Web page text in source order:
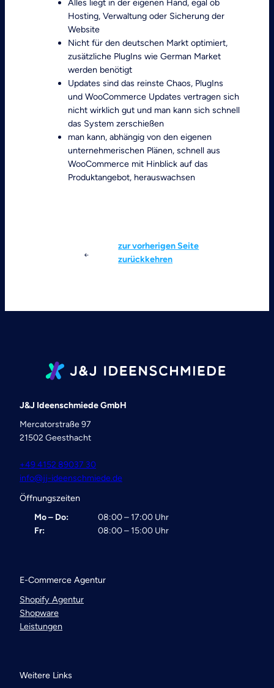
Hosting, Verwaltung oder Sicherung der
Website
Nicht für den deutschen Markt optimiert,
zusätzliche PlugIns wie German Market
werden benötigt
Updates sind das reinste Chaos, PlugIns
und WooCommerce Updates vertragen sich
nicht wirklich gut und man kann sich schnell
das System zerschießen
man kann, abhängig von den eigenen
unternehmerischen Plänen, schnell aus
WooCommerce mit Hinblick auf das
Produktangebot, herauswachsen
zur vorherigen Seite
zurückkehren
J&J Ideenschmiede GmbH
Mercatorstraße 97
21502 Geesthacht
+49 4152 89037 30
info@jj-ideenschmiede.de
Öffnungszeiten
Mo – Do:
Fr:
08:00 – 17:00 Uhr
08:00 – 15:00 Uhr
E-Commerce Agentur
Shopify Agentur
Shopware
Leistungen
Weitere Links